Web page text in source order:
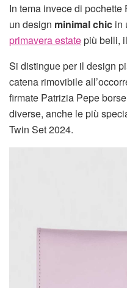
In tema invece di
un design minimal chic in
primavera estatepiù belli, il
Si distingue per il design
catena rimovibile
firmate Patrizia Pepe
diverse, anche le più
Twin Set 2024.